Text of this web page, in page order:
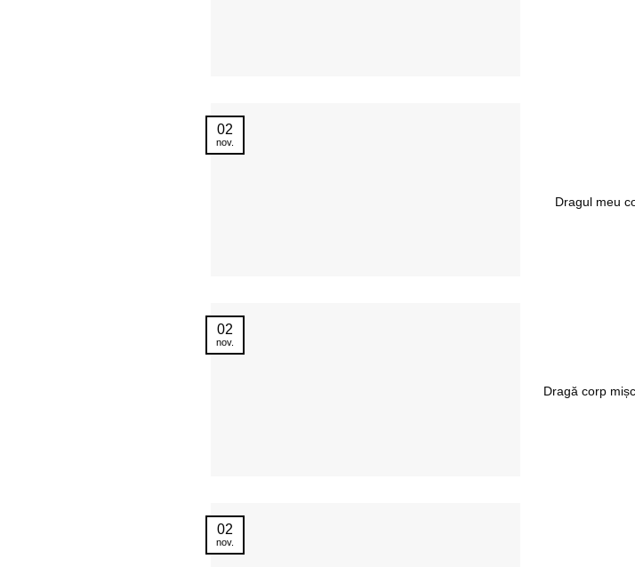
Dragul meu
02
nov.
Dragă corp
02
nov.
02
nov.